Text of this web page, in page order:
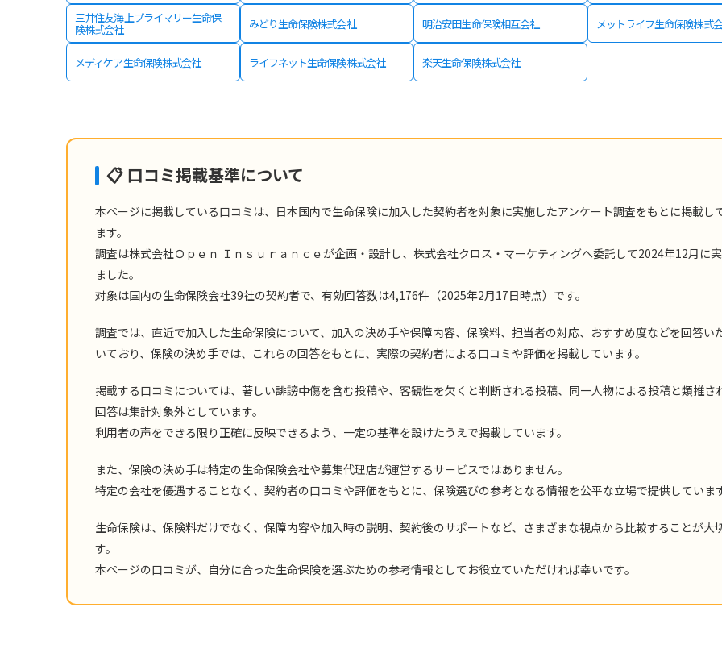
三井住友海上プライマリー生命保
険株式会社 みどり生命保険株式会社 明治安田生命保険相互会社 メットライフ生命保険株式
メディケア生命保険株式会社 ライフネット生命保険株式会社 楽天生命保険株式会社
📋 口コミ掲載基準について
本ページに掲載している口コミは、日本国内で生命保険に加入した契約者を対象に実施したアンケート調査をもとに掲載し
ます。
調査は株式会社Ｏｐｅｎ Ｉｎｓｕｒａｎｃｅが企画・設計し、株式会社クロス・マーケティングへ委託して2024年12月に
ました。
対象は国内の生命保険会社39社の契約者で、有効回答数は4,176件（2025年2月17日時点）です。
調査では、直近で加入した生命保険について、加入の決め手や保障内容、保険料、担当者の対応、おすすめ度などを回答い
いており、保険の決め手では、これらの回答をもとに、実際の契約者による口コミや評価を掲載しています。
掲載する口コミについては、著しい誹謗中傷を含む投稿や、客観性を欠くと判断される投稿、同一人物による投稿と類推さ
回答は集計対象外としています。
利用者の声をできる限り正確に反映できるよう、一定の基準を設けたうえで掲載しています。
また、保険の決め手は特定の生命保険会社や募集代理店が運営するサービスではありません。
特定の会社を優遇することなく、契約者の口コミや評価をもとに、保険選びの参考となる情報を公平な立場で提供しています
生命保険は、保険料だけでなく、保障内容や加入時の説明、契約後のサポートなど、さまざまな視点から比較することが大
す。
本ページの口コミが、自分に合った生命保険を選ぶための参考情報としてお役立ていただければ幸いです。